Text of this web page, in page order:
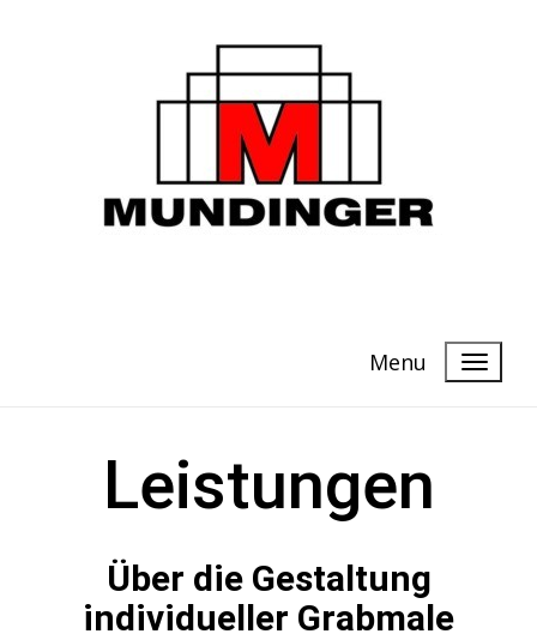
Menu
Leistungen
Über die Gestaltung
individueller Grabmale